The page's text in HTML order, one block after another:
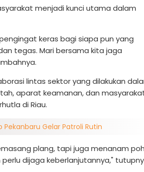
menjadi kunci utama dalam
keras bagi siapa pun yang
tegas. Mari bersama kita jaga
lintas sektor yang dilakukan
aparat keamanan, dan
di Riau.
Pekanbaru Gelar Patroli Rutin
plang, tapi juga menanam
dijaga keberlanjutannya,"